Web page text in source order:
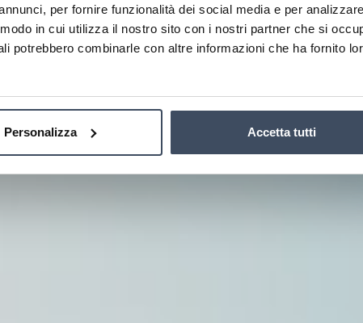
per fornire funzionalità dei social media e per
in cui utilizza il nostro sito con i nostri partner che si
potrebbero combinarle con altre informazioni che ha fornito
Personalizza Accetta tutti
dai raggi del sole in spiaggia